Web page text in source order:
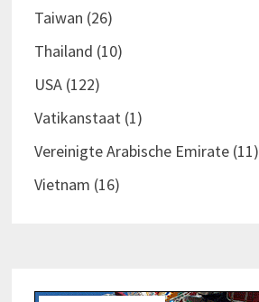
Taiwan (26)
Thailand (10)
USA(122)
Vatikanstaat(1)
Vereinigte Arabische Emirate(11)
Vietnam (16)